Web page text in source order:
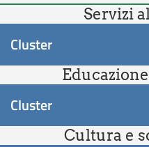
Servizi
Cluster
Cluster
Cultura e